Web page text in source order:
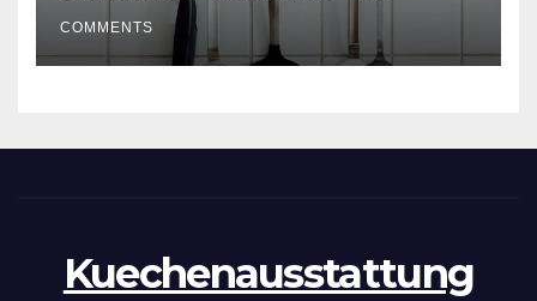
COMMENTS
Kuechenausstattung